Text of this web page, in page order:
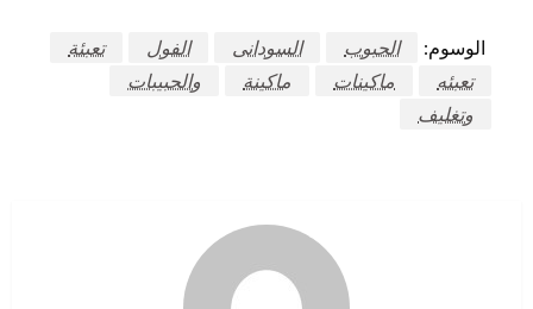
الوسوم: الحبوب السودانى الفول
تعبئة
تعبئه
ماكينات ماكينة
والحبيبات
وتغليف